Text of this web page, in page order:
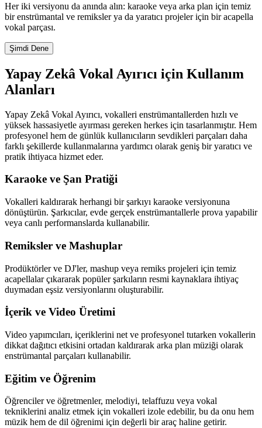
Her iki versiyonu da anında alın: karaoke veya arka plan için temiz
bir enstrümantal ve remiksler ya da yaratıcı projeler için bir acapella
vokal parçası.
Şimdi Dene
Yapay Zekâ Vokal Ayırıcı için Kullanım
Alanları
Yapay Zekâ Vokal Ayırıcı, vokalleri enstrümantallerden hızlı ve
yüksek hassasiyetle ayırması gereken herkes için tasarlanmıştır. Hem
profesyonel hem de günlük kullanıcıların sevdikleri parçaları daha
farklı şekillerde kullanmalarına yardımcı olarak geniş bir yaratıcı ve
pratik ihtiyaca hizmet eder.
Karaoke ve Şan Pratiği
Vokalleri kaldırarak herhangi bir şarkıyı karaoke versiyonuna
dönüştürün. Şarkıcılar, evde gerçek enstrümantallerle prova yapabilir
veya canlı performanslarda kullanabilir.
Remiksler ve Mashuplar
Prodüktörler ve DJ'ler, mashup veya remiks projeleri için temiz
acapellalar çıkararak popüler şarkıların resmi kaynaklara ihtiyaç
duymadan eşsiz versiyonlarını oluşturabilir.
İçerik ve Video Üretimi
Video yapımcıları, içeriklerini net ve profesyonel tutarken vokallerin
dikkat dağıtıcı etkisini ortadan kaldırarak arka plan müziği olarak
enstrümantal parçaları kullanabilir.
Eğitim ve Öğrenim
Öğrenciler ve öğretmenler, melodiyi, telaffuzu veya vokal
tekniklerini analiz etmek için vokalleri izole edebilir, bu da onu hem
müzik hem de dil öğrenimi için değerli bir araç haline getirir.